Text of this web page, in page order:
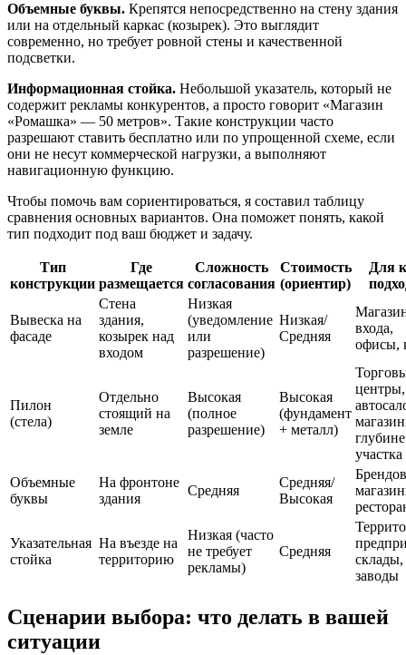
Объемные буквы. Крепятся непосредственно на стену здания
или на отдельный каркас (козырек). Это выглядит
современно, но требует ровной стены и качественной
подсветки.
Информационная стойка. Небольшой указатель, который не
содержит рекламы конкурентов, а просто говорит «Магазин
«Ромашка» — 50 метров». Такие конструкции часто
разрешают ставить бесплатно или по упрощенной схеме, если
они не несут коммерческой нагрузки, а выполняют
навигационную функцию.
Чтобы помочь вам сориентироваться, я составил таблицу
сравнения основных вариантов. Она поможет понять, какой
тип подходит под ваш бюджет и задачу.
Тип
конструкции
Где
размещается
Сложность
согласования
Стоимость
(ориентир)
Для
Вывеска на
фасаде
Стена
здания,
козырек над
входом
Низкая
(уведомление
или
разрешение)
Низкая/
Средняя
входа,
офисы,
Пилон
(стела)
Отдельно
стоящий на
земле
Высокая
(полное
разрешение)
Высокая
(фундамент
+ металл)
центры,
глубине
участка
Объемные
буквы
На фронтоне
здания
Средняя
Средняя/
Высокая
Указательная
стойка
На въезде на
территорию
Низкая (часто
не требует
рекламы)
Средняя
склады,
заводы
Сценарии выбора: что делать в вашей
ситуации